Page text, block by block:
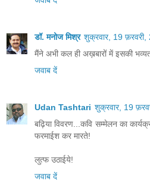
डॉ. मनोज मिश्र शुक्रवार, 19
मैंने अभी कल ही अख़बारों में इसकी
जवाब दें
Udan Tashtari शुक्रवार, 19
बढ़िया विवरण...कवि सम्मेलन का
फरमाईश कर मारते!
लुत्फ उठाईये!
जवाब दें